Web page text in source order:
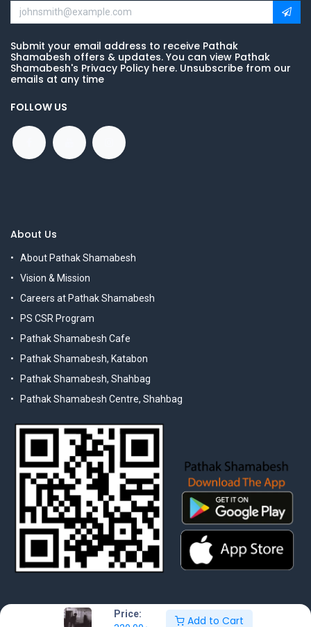
Price:
Add to Cart
Submit your email address to receive Pathak
Shamabesh offers & updates. You can view Pathak
Shamabesh's Privacy Policy here. Unsubscribe from our
emails at any time
FOLLOW US
About Us
About Pathak Shamabesh
Vision & Mission
Careers at Pathak Shamabesh
PS CSR Program
Pathak Shamabesh Cafe
Pathak Shamabesh, Katabon
Pathak Shamabesh, Shahbag
Pathak Shamabesh Centre, Shahbag